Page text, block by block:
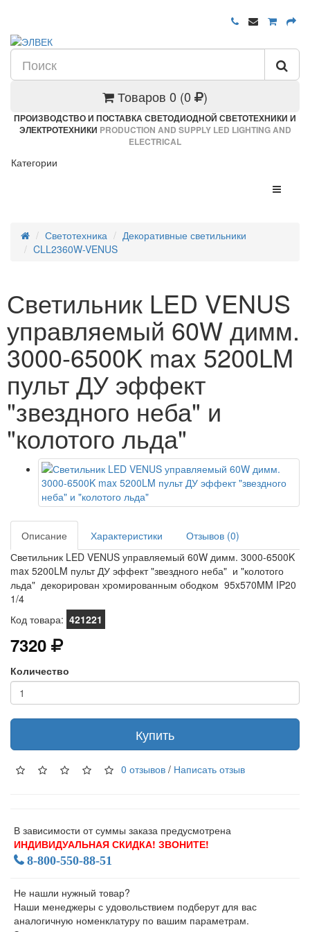
Товаров 0 (0 )
ПРОИЗВОДСТВО И ПОСТАВКА СВЕТОДИОДНОЙ СВЕТОТЕХНИКИ И
ЭЛЕКТРОТЕХНИКИ PRODUCTION AND SUPPLY LED LIGHTING AND
ELECTRICAL
Категории
Светотехника
Декоративные светильники
CLL2360W-VENUS
Светильник LED VENUS
управляемый 60W димм.
3000-6500K max 5200LM
пульт ДУ эффект
"звездного неба" и
"колотого льда"
Описание Характеристики
Отзывов (0)
Светильник LED VENUS управляемый 60W димм. 3000-6500K
max 5200LM пульт ДУ эффект "звездного неба" и "колотого
льда" декорирован хромированным ободком 95x570MM IP20
1/4
Код товара: 421221
7320
Количество
Купить
0 отзывов / Написать отзыв
В зависимости от суммы заказа предусмотрена
ИНДИВИДУАЛЬНАЯ СКИДКА! ЗВОНИТЕ!
8-800-550-88-51
Не нашли нужный товар?
Наши менеджеры с удовольствием подберут для вас
аналогичную номенклатуру по вашим параметрам.